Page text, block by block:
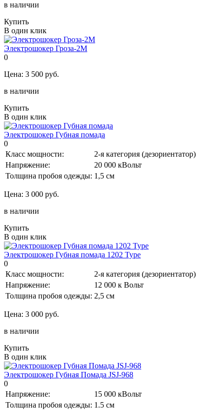
в наличии
Купить
В один клик
Электрошокер Гроза-2М
0
Цена: 3 500 руб.
в наличии
Купить
В один клик
Электрошокер Губная помада
0
Класс мощности:
2-я категория (дезориентатор)
Напряжение:
20 000 кВольт
Толщина пробоя одежды: 1,5 см
Цена: 3 000 руб.
в наличии
Купить
В один клик
Электрошокер Губная помада 1202 Type
0
Класс мощности:
2-я категория (дезориентатор)
Напряжение:
12 000 к Вольт
Толщина пробоя одежды: 2,5 см
Цена: 3 000 руб.
в наличии
Купить
В один клик
Электрошокер Губная Помада JSJ-968
0
Напряжение:
15 000 кВольт
Толщина пробоя одежды: 1.5 см